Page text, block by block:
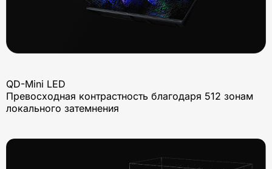
QD-Mini LED
Превосходная контрастность благодаря 512 зонам
локального затемнения